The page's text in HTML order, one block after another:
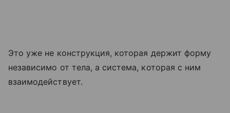
Это уже не конструкция, которая держит форму
независимо от тела, а система, которая с ним
взаимодействует.